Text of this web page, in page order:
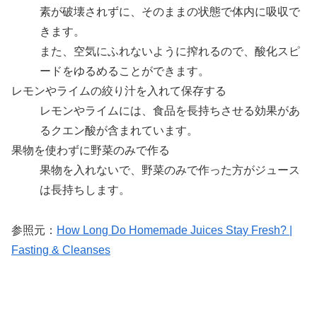
素が破壊されずに、そのままの状態で体内に吸収で
きます。
また、空気にふれないように搾れるので、酸化スピ
ードをゆるめることができます。
レモンやライムの絞り汁を入れて保存する
レモンやライムには、食品を長持ちさせる効果があ
るクエン酸が含まれています。
果物を使わずに野菜のみで作る
果物を入れないで、野菜のみで作った方がジュース
は長持ちします。
参照元： How Long Do Homemade Juices Stay Fresh? |
Fasting & Cleanses